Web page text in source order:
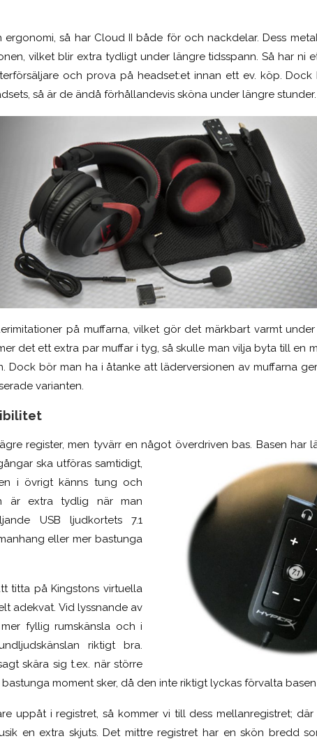
så har Cloud II både för och nackdelar. Dess
vilket blir extra tydligt under längre tidsspann. Så har ni
och prova på headset:et innan ett ev. köp.
så är de ändå förhållandevis sköna under längre stunder.
på muffarna, vilket gör det märkbart varmt under
det ett extra par muffar i tyg, så skulle man vilja byta till en
Dock bör man ha i åtanke att läderversionen av muffarna
varianten.
register, men tyvärr en något överdriven bas. Basen har
ska utföras samtidigt,
i övrigt känns tung och
är extra tydlig när man
USB ljudkortets 7.1
eller mer bastunga
titta på Kingstons virtuella
adekvat. Vid lyssnande av
fyllig rumskänsla och i
riktigt bra.
skära sig t.ex. när större
moment sker, då den inte riktigt lyckas förvalta
uppåt i registret, så kommer vi till dess mellanregistret;
en extra skjuts. Det mittre registret har en skön bredd